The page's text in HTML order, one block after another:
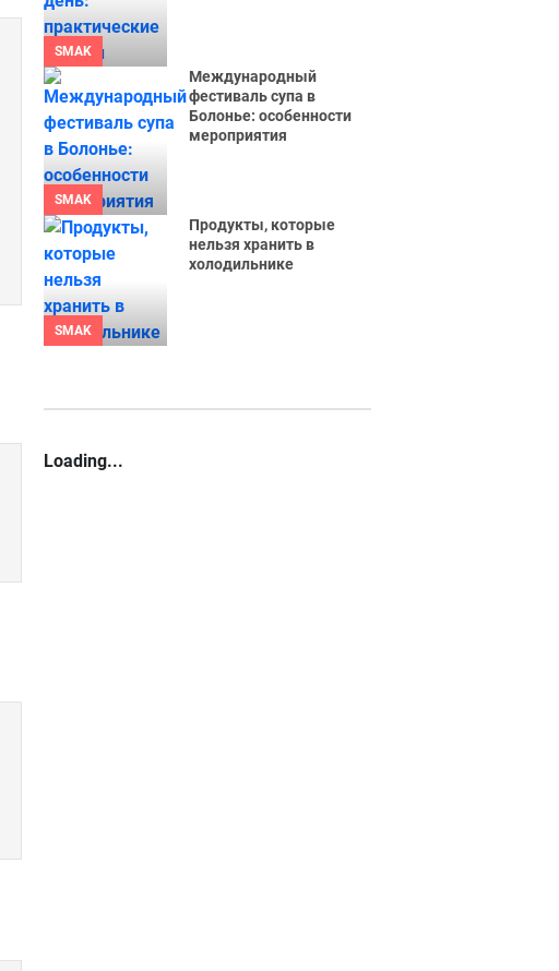
SMAK
SMAK
Международный
фестиваль супа в
Болонье: особенности
мероприятия
SMAK
Продукты, которые
нельзя хранить в
холодильнике
Loading...